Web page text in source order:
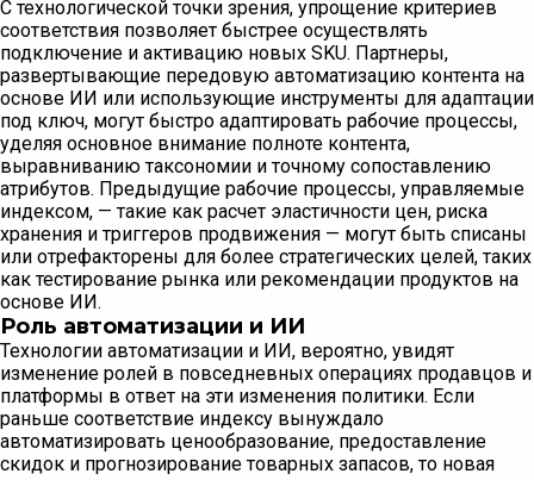
С технологической точки зрения, упрощение критериев
соответствия позволяет быстрее осуществлять
подключение и активацию новых SKU. Партнеры,
развертывающие передовую автоматизацию контента на
основе ИИ или использующие инструменты для адаптации
под ключ, могут быстро адаптировать рабочие процессы,
уделяя основное внимание полноте контента,
выравниванию таксономии и точному сопоставлению
атрибутов. Предыдущие рабочие процессы, управляемые
индексом, — такие как расчет эластичности цен, риска
хранения и триггеров продвижения — могут быть списаны
или отрефакторены для более стратегических целей, таких
как тестирование рынка или рекомендации продуктов на
основе ИИ.
Роль автоматизации и ИИ
Технологии автоматизации и ИИ, вероятно, увидят
изменение ролей в повседневных операциях продавцов и
платформы в ответ на эти изменения политики. Если
раньше соответствие индексу вынуждало
автоматизировать ценообразование, предоставление
скидок и прогнозирование товарных запасов, то новая